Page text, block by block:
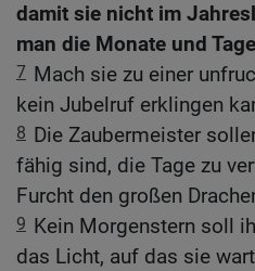
damit sie nicht im
man die Monate und
7 Mach sie zu einer
kein Jubelruf erklingen
8 Die Zaubermeister
fähig sind, die Tage zu
Furcht den großen
9 Kein Morgenstern soll
das Licht, auf das sie